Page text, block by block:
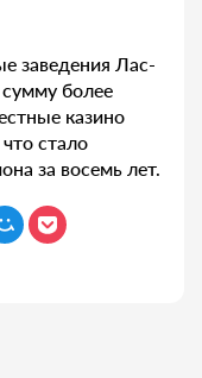
заведения Лас-
более
казино
стало
за восемь лет.